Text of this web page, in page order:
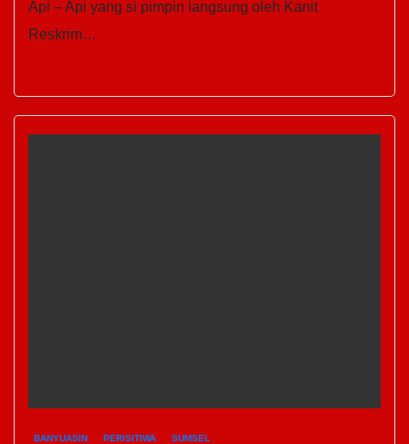
Api – Api yang si pimpin langsung oleh Kanit
Reskrim…
BANYUASIN PERISITIWA SUMSEL